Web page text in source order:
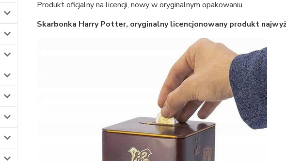
Produkt oficjalny na licencji, nowy w oryginalnym opakowaniu.
Skarbonka Harry Potter, oryginalny licencjonowany produkt